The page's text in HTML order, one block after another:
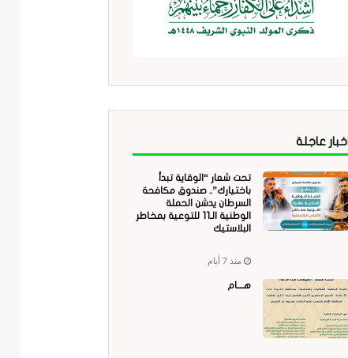
اخبار عاجلة
تحت شعار “الوقاية تبدأ
باختيارك”.. صندوق مكافحة
السرطان يدشن الحملة
الوطنية الـ11 للتوعية بمخاطر
البلاستيك
منذ 7 أيام
هــــام